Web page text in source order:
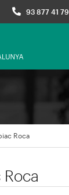
93 877 41 79
Roca